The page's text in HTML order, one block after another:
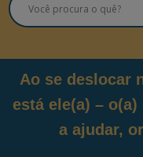
Ao se deslocar
está ele(a) –
a ajudar,